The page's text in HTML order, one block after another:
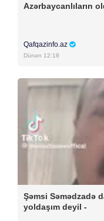
Azərbaycanlıların
Qafqazinfo.az
Dünən 12:18
Şəmsi Səmədzadə
yoldaşım deyil -